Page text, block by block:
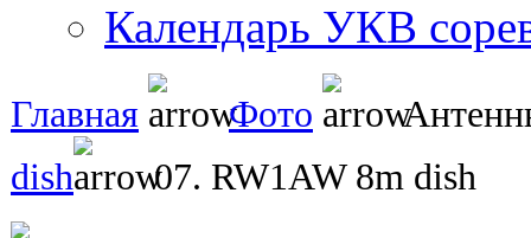
Календарь УКВ
Главная Фото
dish
07. RW1AW 8m dish